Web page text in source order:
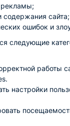
рекламы;
содержания сайта;
ошибок и
следующие
работы
настройки